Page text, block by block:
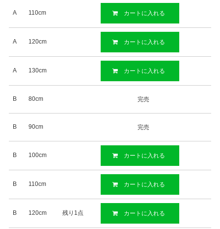
A 110cm カートに入れる
A 120cm カートに入れる
A 130cm カートに入れる
B 80cm 完売
B 90cm 完売
B 100cm カートに入れる
B 110cm カートに入れる
B 120cm 残り1点 カートに入れる